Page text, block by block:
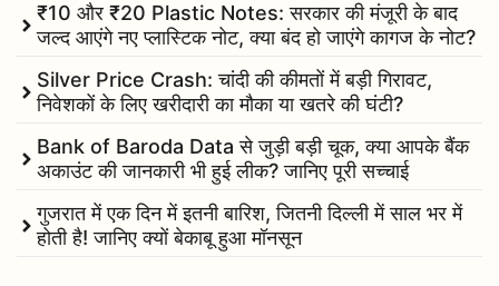
₹10 और ₹20 Plastic Notes: सरकार की मंजूरी के बाद
जल्द आएंगे नए प्लास्टिक नोट, क्या बंद हो जाएंगे कागज के नोट?
Silver Price Crash: चांदी की कीमतों में बड़ी गिरावट,
निवेशकों के लिए खरीदारी का मौका या खतरे की घंटी?
Bank of Baroda Data से जुड़ी बड़ी चूक, क्या आपके बैंक
अकाउंट की जानकारी भी हुई लीक? जानिए पूरी सच्चाई
गुजरात में एक दिन में इतनी बारिश, जितनी दिल्ली में साल भर में
होती है! जानिए क्यों बेकाबू हुआ मॉनसून